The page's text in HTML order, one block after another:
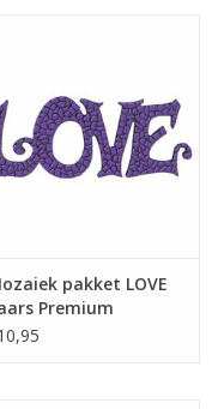
mozaiekvoegsel is
pakket LOVE
Premium